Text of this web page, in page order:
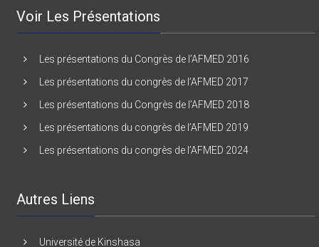
Voir Les Présentations
Les présentations du Congrès de l’AFMED 2016
Les présentations du congrès de l’AFMED 2017
Les présentations du Congrès de l’AFMED 2018
Les présentations du congrès de l’AFMED 2019
Les présentations du congrès de l’AFMED 2024
Autres Liens
Université de Kinshasa